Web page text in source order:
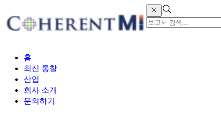
홈
최신 통찰
산업
회사 소개
문의하기